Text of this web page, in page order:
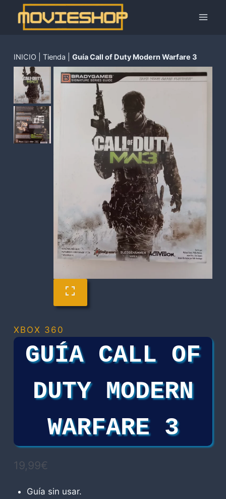
Saltar
contenido
INICIO Tienda Guía Call of Duty Modern Warfare 3
XBOX 360
GUÍA CALL OF
DUTY MODERN
WARFARE 3
19,99€
Guía sin usar.